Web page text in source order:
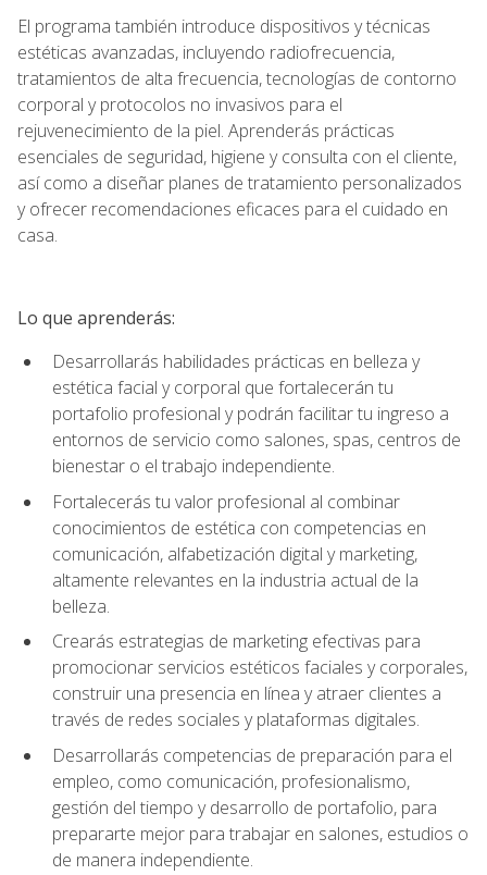
El programa también introduce dispositivos y técnicas
estéticas avanzadas, incluyendo radiofrecuencia,
tratamientos de alta frecuencia, tecnologías de contorno
corporal y protocolos no invasivos para el
rejuvenecimiento de la piel. Aprenderás prácticas
esenciales de seguridad, higiene y consulta con el cliente,
así como a diseñar planes de tratamiento personalizados
y ofrecer recomendaciones eficaces para el cuidado en
casa.
Lo que aprenderás:
Desarrollarás habilidades prácticas en belleza y
estética facial y corporal que fortalecerán tu
portafolio profesional y podrán facilitar tu ingreso a
entornos de servicio como salones, spas, centros de
bienestar o el trabajo independiente.
Fortalecerás tu valor profesional al combinar
conocimientos de estética con competencias en
comunicación, alfabetización digital y marketing,
altamente relevantes en la industria actual de la
belleza.
Crearás estrategias de marketing efectivas para
promocionar servicios estéticos faciales y corporales,
construir una presencia en línea y atraer clientes a
través de redes sociales y plataformas digitales.
Desarrollarás competencias de preparación para el
empleo, como comunicación, profesionalismo,
gestión del tiempo y desarrollo de portafolio, para
prepararte mejor para trabajar en salones, estudios o
de manera independiente.